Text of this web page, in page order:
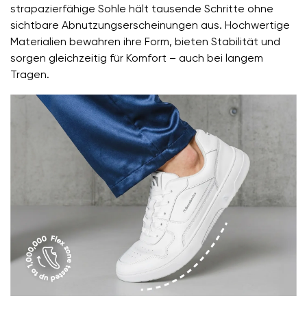
Land ändern
strapazierfähige Sohle hält tausende Schritte ohne
sichtbare Abnutzungserscheinungen aus. Hochwertige
Materialien bewahren ihre Form, bieten Stabilität und
sorgen gleichzeitig für Komfort – auch bei langem
Tragen.
Ihr Vor- und Nachname
Deine E-Mail
Variante